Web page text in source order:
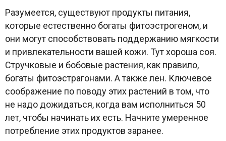
Разумеется, существуют продукты питания,
которые естественно богаты фитоэстрогеном, и
они могут способствовать поддержанию мягкости
и привлекательности вашей кожи. Тут хороша соя.
Стручковые и бобовые растения, как правило,
богаты фитоэстрагонами. А также лен. Ключевое
соображение по поводу этих растений в том, что
не надо дожидаться, когда вам исполниться 50
лет, чтобы начинать их есть. Начните умеренное
потребление этих продуктов заранее.